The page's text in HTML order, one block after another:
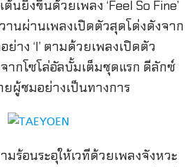
นยิ่งขึ้นด้วยเพลง ‘Feel So Fine’
านผ่านเพลงเปิดตัวสุดโด่งดังจาก
ย่าง ‘I’ ตามด้วยเพลงเปิดตัว
จากโซโล่อัลบั้มเต็มชุดแรก ดีลักซ์
ผู้ชมอย่างเป็นทางการ
มร้อนระอุให้เวทีด้วยเพลงจังหวะ